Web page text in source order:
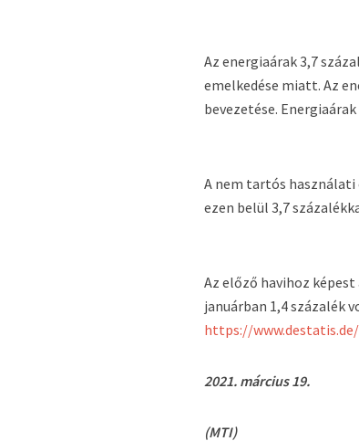
Az energiaárak 3,7
emelkedése miatt. Az
bevezetése.
A nem tartós használati
ezen belül 3,7
Az előző havihoz
januárban 1,4 százalék
https://
2021. március 19.
(MTI)